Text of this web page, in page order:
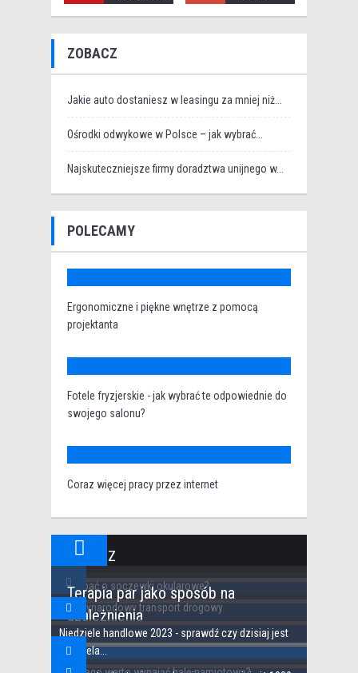
ZOBACZ
Jakie auto dostaniesz w leasingu za mniej niż...
Ośrodki odwykowe w Polsce – jak wybrać...
Najskuteczniejsze firmy doradztwa unijnego w...
POLECAMY
Ergonomiczne i piękne wnętrze z pomocą
projektanta
Fotele fryzjerskie - jak wybrać te odpowiednie do
swojego salonu?
Coraz więcej pracy przez internet
ZOBACZ
Jak dbać o soczewki okularowe?
Międzynarodowy transport drogowy
Terapia par jako sposób na
uzależnienia
Niedziele handlowe 2023 - sprawdź czy dzisiaj jest
niedziela...